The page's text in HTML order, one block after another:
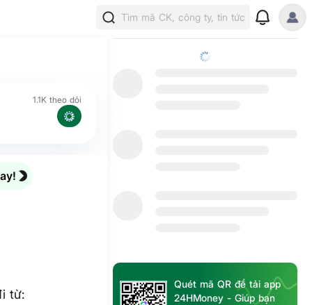
Tìm mã CK, công ty, tin tức
1.1K theo dõi
từ:
Quét mã QR để tải app
24HMoney - Giúp bạn